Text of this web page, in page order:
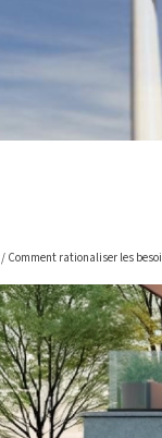
/ Comment rationaliser les